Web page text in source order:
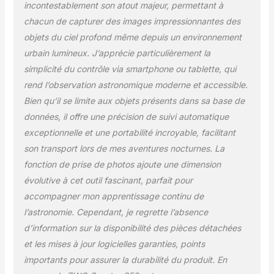
entièrement
automatiques : avec
votre téléphone, vous
pouvez facilement
accéder aux meilleures
observations de la nuit, à
la fonction GoTo, à la
visualisation en direct de
la base de données
fonctionnalités. La
diffusion vocale
automatique vous
indiquera la progression
Fonctionnalités
puissantes avec
l'application Seestar -
Mode EQ, Mode Plan et
Mode Mosaïque : le
Mode EQ utilise un
incontestablement son atout majeur, permettant à
chacun de capturer des images impressionnantes des
objets du ciel profond même depuis un environnement
urbain lumineux. J’apprécie particulièrement la
simplicité du contrôle via smartphone ou tablette, qui
rend l’observation astronomique moderne et accessible.
Bien qu’il se limite aux objets présents dans sa base de
données, il offre une précision de suivi automatique
exceptionnelle et une portabilité incroyable, facilitant
son transport lors de mes aventures nocturnes. La
fonction de prise de photos ajoute une dimension
évolutive à cet outil fascinant, parfait pour
accompagner mon apprentissage continu de
l’astronomie. Cependant, je regrette l’absence
d’information sur la disponibilité des pièces détachées
et les mises à jour logicielles garanties, points
importants pour assurer la durabilité du produit. En